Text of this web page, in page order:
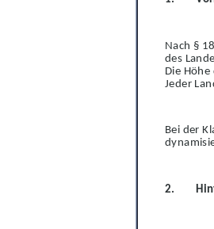
Nach §
des
Die
Jeder
Bei der
dynami
2.